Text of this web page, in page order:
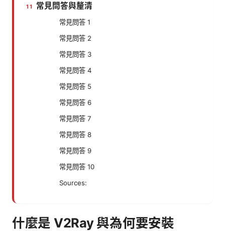
常見問答與釐清
常見問答 1
常見問答 2
常見問答 3
常見問答 4
常見問答 5
常見問答 6
常見問答 7
常見問答 8
常見問答 9
常見問答 10
Sources:
什麼是 V2Ray 與為何要安裝